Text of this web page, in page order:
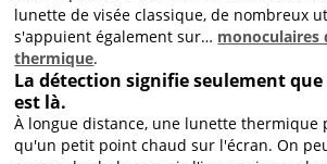
lunette de visée classique, de nombreux
s'appuient également sur… monoculaires
thermique.
La détection signifie seulement
est là.
À longue distance, une lunette thermique
qu'un petit point chaud sur l'écran. On